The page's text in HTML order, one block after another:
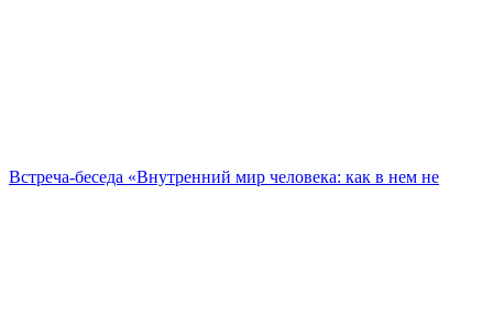
Встреча-беседа «Внутренний мир человека: как в нем не